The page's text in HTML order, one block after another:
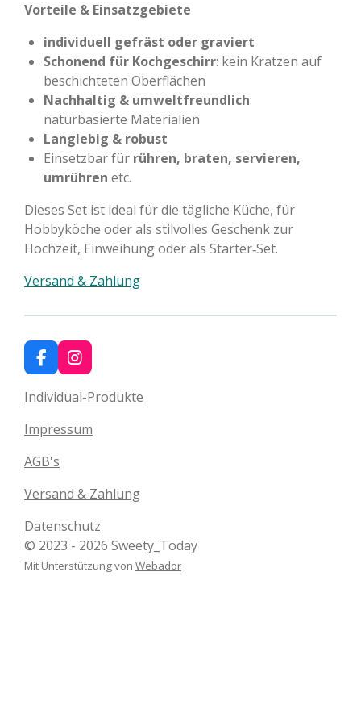
Vorteile & Einsatzgebiete
individuell gefräst oder graviert
Schonend für Kochgeschirr: kein Kratzen auf
beschichteten Oberflächen
Nachhaltig & umweltfreundlich:
naturbasierte Materialien
Langlebig & robust
Einsetzbar für rühren, braten, servieren,
umrühren etc.
Dieses Set ist ideal für die tägliche Küche, für
Hobbyköche oder als stilvolles Geschenk zur
Hochzeit, Einweihung oder als Starter‑Set.
Versand & Zahlung
F
a
c
e
b
o
o
k
I
n
s
t
a
g
m
Individual-Produkte
Impressum
AGB's
Versand & Zahlung
Datenschutz
© 2023 - 2026 Sweety_Today
Mit Unterstützung von Webador